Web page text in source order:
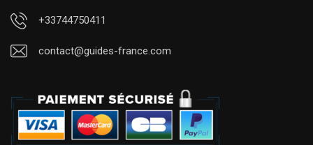
+33744750411
contact@guides-france.com